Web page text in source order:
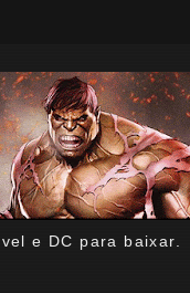
e DC para baixar.